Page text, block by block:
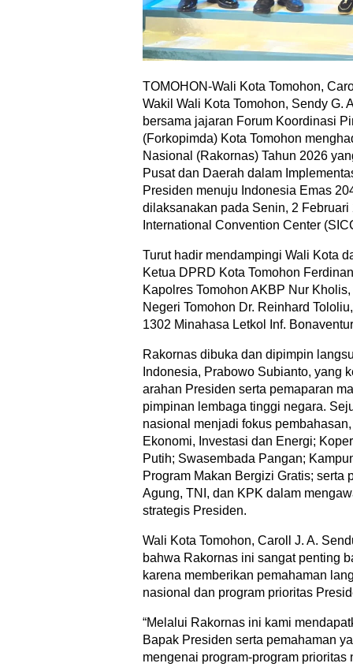
TOMOHON-Wali Kota Tomohon,
Wakil Wali Kota Tomohon, Sendy G.
bersama jajaran Forum Koordinasi
(Forkopimda) Kota Tomohon
Nasional (Rakornas) Tahun 2026
Pusat dan Daerah dalam
Presiden menuju Indonesia Emas
dilaksanakan pada Senin, 2
International Convention Center
Turut hadir mendampingi Wali Kota
Ketua DPRD Kota Tomohon
Kapolres Tomohon AKBP Nur
Negeri Tomohon Dr. Reinhard
1302 Minahasa Letkol Inf.
Rakornas dibuka dan dipimpin
Indonesia, Prabowo Subianto, yang
arahan Presiden serta pemaparan
pimpinan lembaga tinggi negara.
nasional menjadi fokus
Ekonomi, Investasi dan Energi;
Putih; Swasembada Pangan;
Program Makan Bergizi Gratis; serta
Agung, TNI, dan KPK dalam
strategis Presiden.
Wali Kota Tomohon, Caroll J. A.
bahwa Rakornas ini sangat penting
karena memberikan pemahaman
nasional dan program prioritas
“Melalui Rakornas ini kami
Bapak Presiden serta pemahaman
mengenai program-program prioritas